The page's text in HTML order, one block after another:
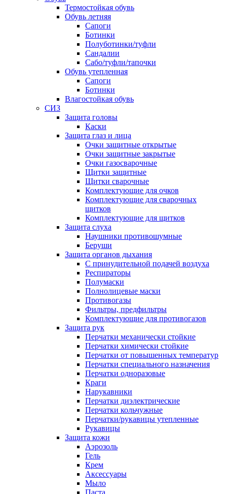
Термостойкая обувь
Обувь летняя
Сапоги
Ботинки
Полуботинки/туфли
Сандалии
Сабо/туфли/тапочки
Обувь утепленная
Сапоги
Ботинки
Влагостойкая обувь
СИЗ
Защита головы
Каски
Защита глаз и лица
Очки защитные открытые
Очки защитные закрытые
Очки газосварочные
Щитки защитные
Щитки сварочные
Комплектующие для очков
Комплектующие для сварочных
щитков
Комплектующие для щитков
Защита слуха
Наушники противошумные
Беруши
Защита органов дыхания
С принудительной подачей воздуха
Респираторы
Полумаски
Полнолицевые маски
Противогазы
Фильтры, предфильтры
Комплектующие для противогазов
Защита рук
Перчатки механически стойкие
Перчатки химически стойкие
Перчатки от повышенных температур
Перчатки специального назначения
Перчатки одноразовые
Краги
Нарукавники
Перчатки диэлектрические
Перчатки кольчужные
Перчатки/рукавицы утепленные
Рукавицы
Защита кожи
Аэрозоль
Гель
Крем
Аксессуары
Мыло
Паста